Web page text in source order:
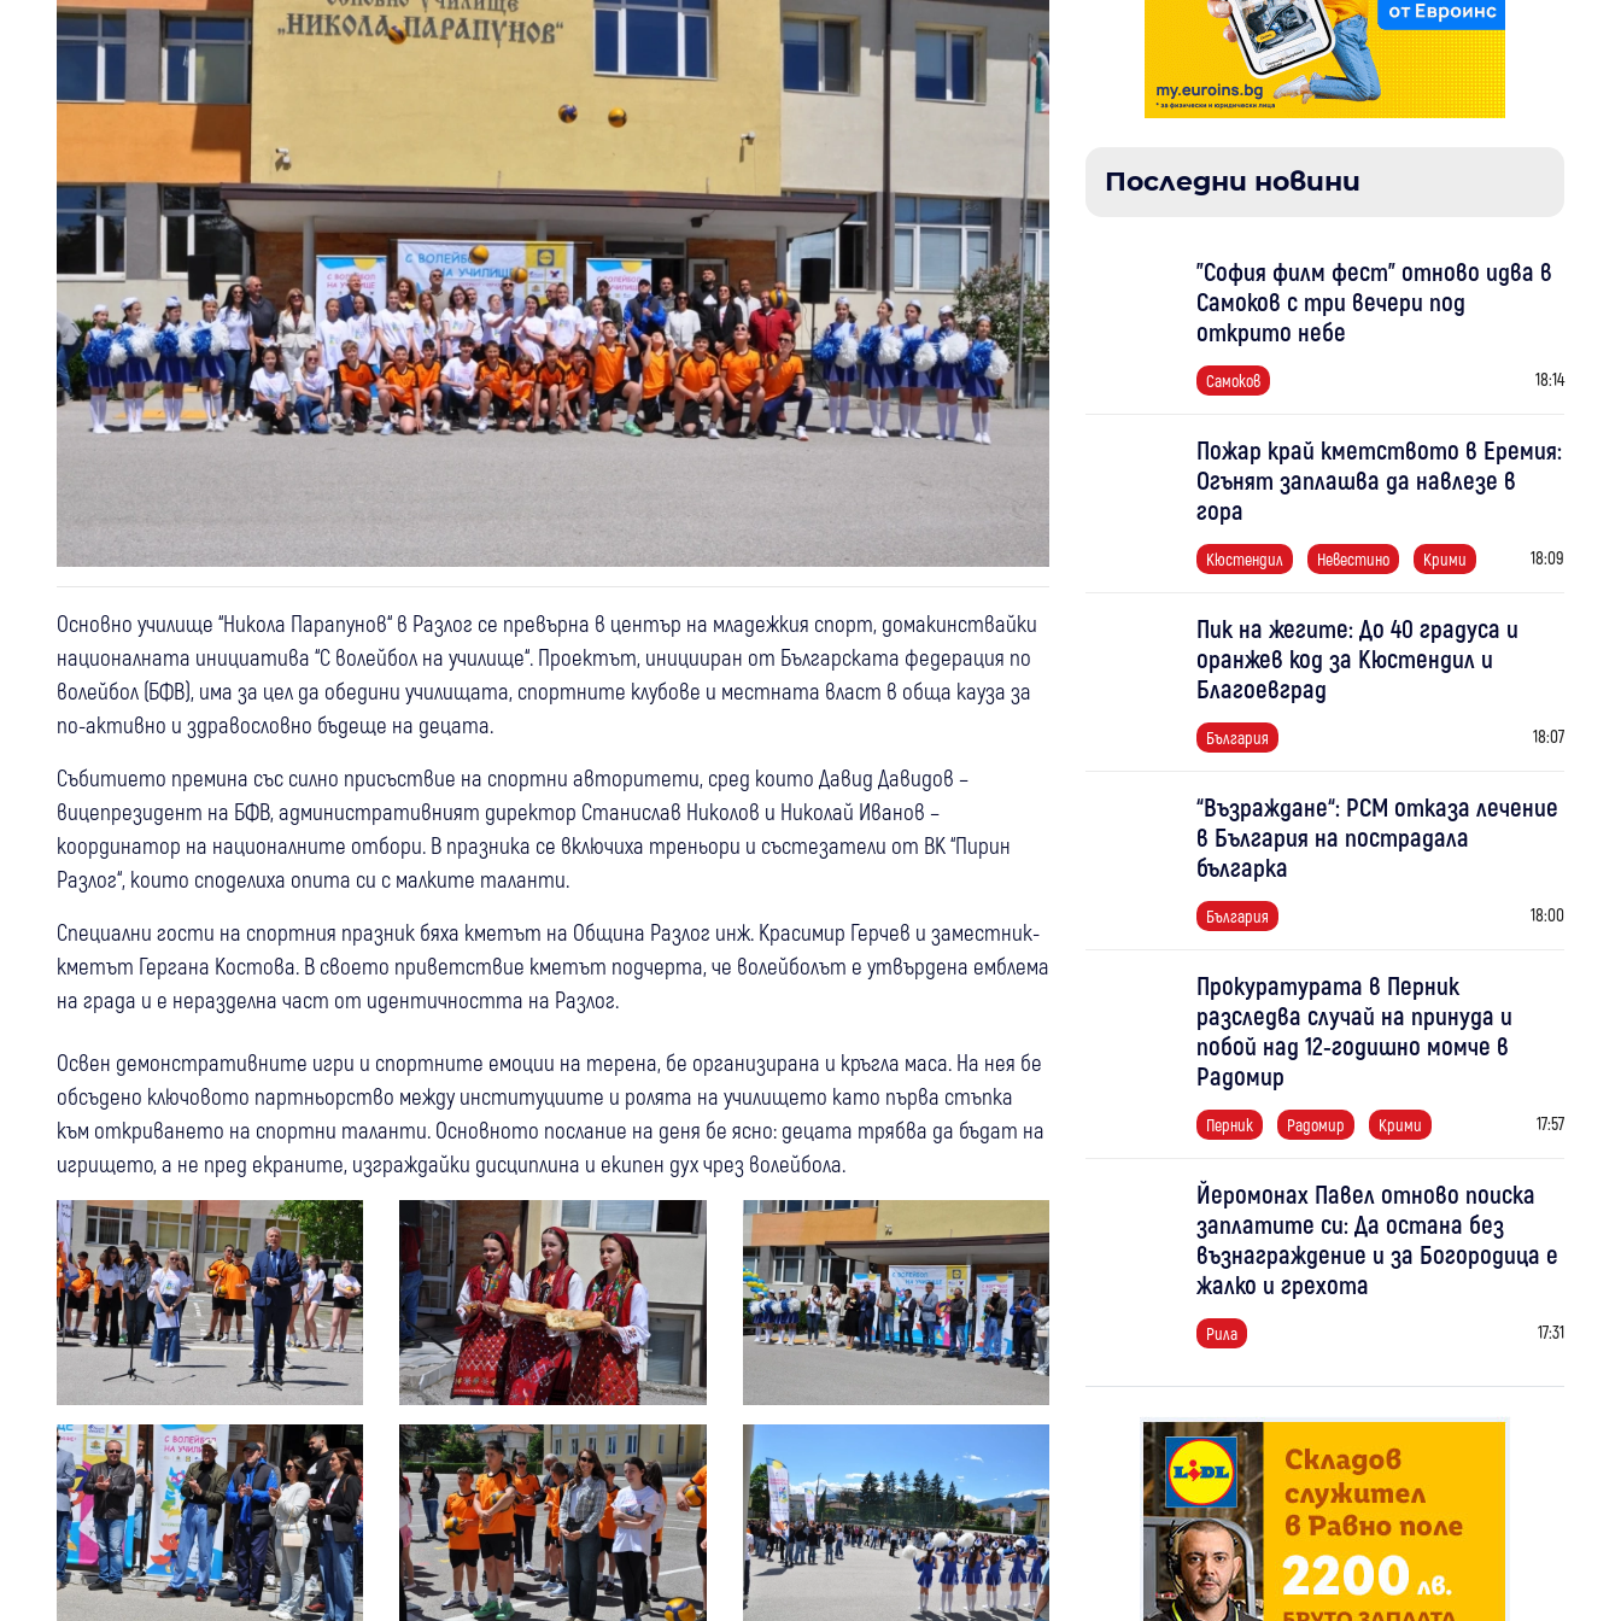
Основно училище “Никола Парапунов“ в Разлог се превърна в център на младежкия спорт, домакинствайки
националната инициатива “С волейбол на училище“. Проектът, иницииран от Българската федерация по
волейбол (БФВ), има за цел да обедини училищата, спортните клубове и местната власт в обща кауза за
по-активно и здравословно бъдеще на децата.
Събитието премина със силно присъствие на спортни авторитети, сред които Давид Давидов –
вицепрезидент на БФВ, административният директор Станислав Николов и Николай Иванов –
координатор на националните отбори. В празника се включиха треньори и състезатели от ВК “Пирин
Разлог“, които споделиха опита си с малките таланти.
Специални гости на спортния празник бяха кметът на Община Разлог инж. Красимир Герчев и заместник-
кметът Гергана Костова. В своето приветствие кметът подчерта, че волейболът е утвърдена емблема
на града и е неразделна част от идентичността на Разлог.
Освен демонстративните игри и спортните емоции на терена, бе организирана и кръгла маса. На нея бе
обсъдено ключовото партньорство между институциите и ролята на училището като първа стъпка
към откриването на спортни таланти. Основното послание на деня бе ясно: децата трябва да бъдат на
игрището, а не пред екраните, изграждайки дисциплина и екипен дух чрез волейбола.
Последни новини
"София филм фест" отново идва в
Самоков с три вечери под
открито небе
Самоков 18:14
Пожар край кметството в Еремия:
Огънят заплашва да навлезе в
гора
Кюстендил Невестино Крими 18:09
Пик на жегите: До 40 градуса и
оранжев код за Кюстендил и
Благоевград
България 18:07
“Възраждане“: РСМ отказа лечение
в България на пострадала
българка
България 18:00
Прокуратурата в Перник
разследва случай на принуда и
побой над 12-годишно момче в
Радомир
Перник Радомир Крими 17:57
Йеромонах Павел отново поиска
заплатите си: Да остана без
възнаграждение и за Богородица е
жалко и грехота
Рила 17:31